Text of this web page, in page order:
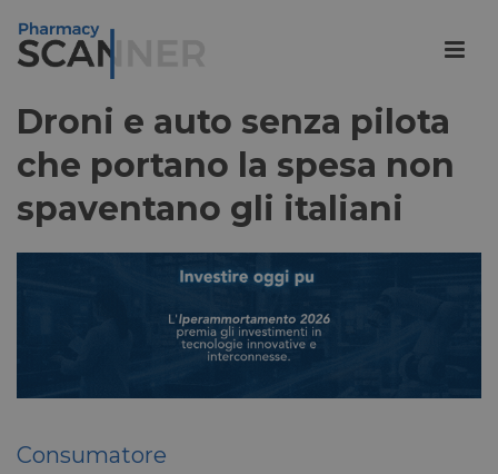
Droni e auto senza pilota
che portano la spesa non
spaventano gli italiani
Consumatore